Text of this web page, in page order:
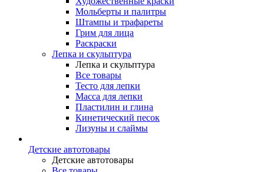
Мольберты и палитры
Штампы и трафареты
Грим для лица
Раскраски
Лепка и скульптура
Лепка и скульптура
Все товары
Тесто для лепки
Масса для лепки
Пластилин и глина
Кинетический песок
Лизуны и слаймы
Детские автотовары
Детские автотовары